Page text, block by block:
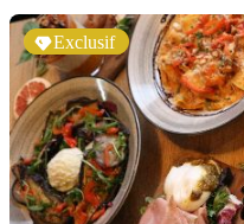
Exclusif